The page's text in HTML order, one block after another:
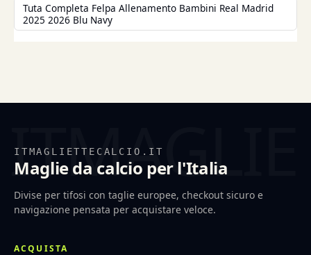
Tuta Completa Felpa Allenamento Bambini Real Madrid
2025 2026 Blu Navy
ITMAGLIETTECALCIO.IT
Maglie da calcio per l'Italia
Divise per tifosi con taglie europee, checkout sicuro e
navigazione pensata per acquistare veloce.
ACQUISTA